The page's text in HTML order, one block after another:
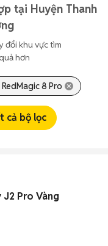
tại Huyện Thanh
đổi khu vực tìm
hơn
8 Pro
cả bộ lọc
J2 Pro Vàng